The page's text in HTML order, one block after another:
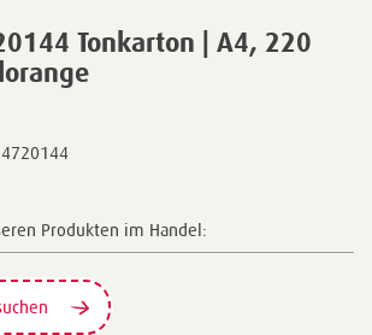
Tonkarton | A4, 220
Produkten im Handel: